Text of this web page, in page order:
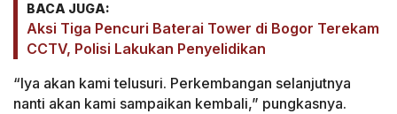
BACA JUGA:
Aksi Tiga Pencuri Baterai Tower di Bogor Terekam
CCTV, Polisi Lakukan Penyelidikan
“Iya akan kami telusuri. Perkembangan selanjutnya
nanti akan kami sampaikan kembali,” pungkasnya.